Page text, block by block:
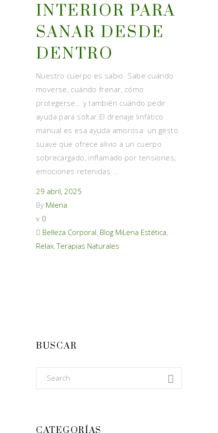
INTERIOR PARA
SANAR DESDE
DENTRO
Nuestro cuerpo es sabio. Sabe cuándo
moverse, cuándo frenar, cómo
protegerse… y también cuándo pedir
ayuda para soltar.El drenaje linfático
manual es esa ayuda amorosa: un gesto
suave que ofrece alivio a un cuerpo
sobrecargado, inflamado por tensiones,
emociones retenidas
29 abril, 2025
By Milena
0
Belleza Corporal, Blog MiLena Estética,
Relax,Terapias Naturales
BUSCAR
Search
for:
CATEGORÍAS